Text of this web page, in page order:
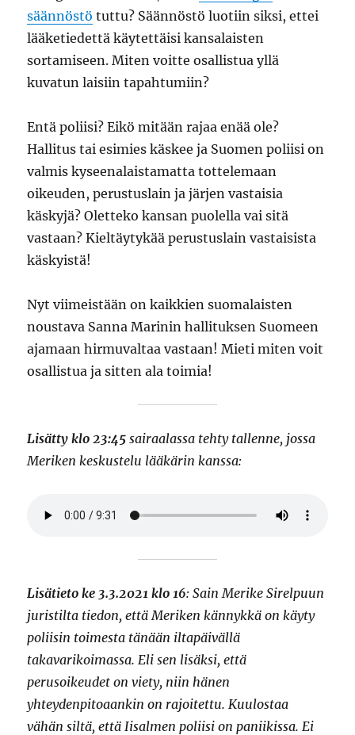
säännöstö tuttu? Säännöstö luotiin siksi, ettei
lääketiedettä käytettäisi kansalaisten
sortamiseen. Miten voitte osallistua yllä
kuvatun laisiin tapahtumiin?
Entä poliisi? Eikö mitään rajaa enää ole?
Hallitus tai esimies käskee ja Suomen poliisi on
valmis kyseenalaistamatta tottelemaan
oikeuden, perustuslain ja järjen vastaisia
käskyjä? Oletteko kansan puolella vai sitä
vastaan? Kieltäytykää perustuslain vastaisista
käskyistä!
Nyt viimeistään on kaikkien suomalaisten
noustava Sanna Marinin hallituksen Suomeen
ajamaan hirmuvaltaa vastaan! Mieti miten voit
osallistua ja sitten ala toimia!
Lisätty klo 23:45 sairaalassa tehty tallenne, jossa
Meriken keskustelu lääkärin kanssa:
Lisätieto ke 3.3.2021 klo 16: Sain Merike Sirelpuun
juristilta tiedon, että Meriken kännykkä on käyty
poliisin toimesta tänään iltapäivällä
takavarikoimassa. Eli sen lisäksi, että
perusoikeudet on viety, niin hänen
yhteydenpitoaankin on rajoitettu. Kuulostaa
vähän siltä, että Iisalmen poliisi on paniikissa. Ei